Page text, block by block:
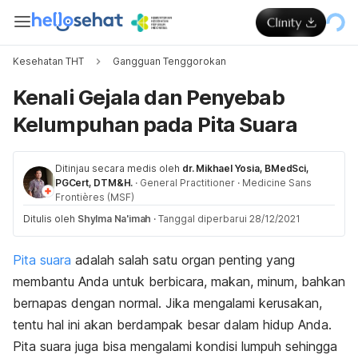
Kesehatan THT Gangguan Tenggorokan
Kenali Gejala dan Penyebab
Kelumpuhan pada Pita Suara
Ditinjau secara medis oleh dr. Mikhael Yosia, BMedSci,
PGCert, DTM&H. · General Practitioner · Medicine Sans
Frontières (MSF)
Ditulis oleh Shylma Na'imah · Tanggal diperbarui 28/12/2021
Pita suara adalah salah satu organ penting yang
membantu Anda untuk berbicara, makan, minum, bahkan
bernapas dengan normal. Jika mengalami kerusakan,
tentu hal ini akan berdampak besar dalam hidup Anda.
Pita suara juga bisa mengalami kondisi lumpuh sehingga